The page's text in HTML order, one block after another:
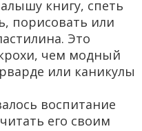
книгу, спеть
порисовать или
Это
чем модный
или каникулы
воспитание
его своим